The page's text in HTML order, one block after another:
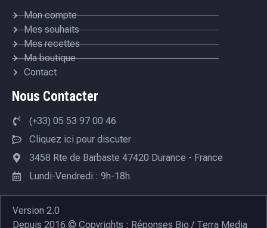
Mon compte
Mes souhaits
Mes recettes
Ma boutique
Contact
Nous Contacter
(+33) 05 53 97 00 46
Cliquez ici pour discuter
3458 Rte de Barbaste 47420 Durance - France
Lundi-Vendredi : 9h-18h
Version 2.0
Depuis 2016 © Copyrights : Réponses Bio / Terra Media